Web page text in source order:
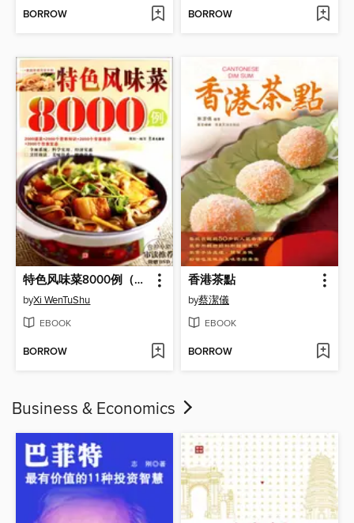
BORROW BORROW
特色风味菜8000例（Chinese Cuisine:The characteristic flavor of dishes in 8000 cases）
byXi WenTuShu
EBOOK
BORROW
香港茶點
by蔡潔儀
EBOOK
BORROW
Business & Economics